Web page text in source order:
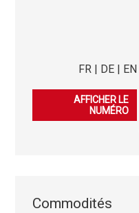
FR | DE | EN
079 276 23 45
AFFICHER LE
NUMÉRO
Commodités